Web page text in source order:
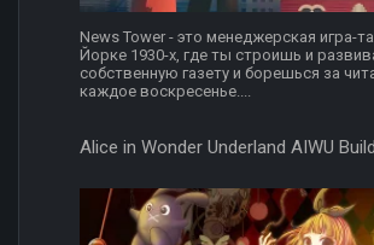
News Tower - это менеджерская игра-
Йорке 1930-х, где ты строишь и
собственную газету и борешься за
каждое воскресенье....
Alice in Wonder Underland AIWU